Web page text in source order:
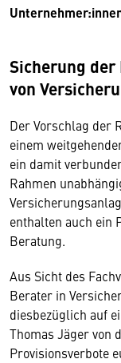
Sicherung
von
Der Vorschlag der
einem
ein damit
Rahmen
enthalten auch ein
Beratung.
Aus Sicht des
Berater in
diesbezüglich auf
Thomas Jäger von
Provisionsverbote